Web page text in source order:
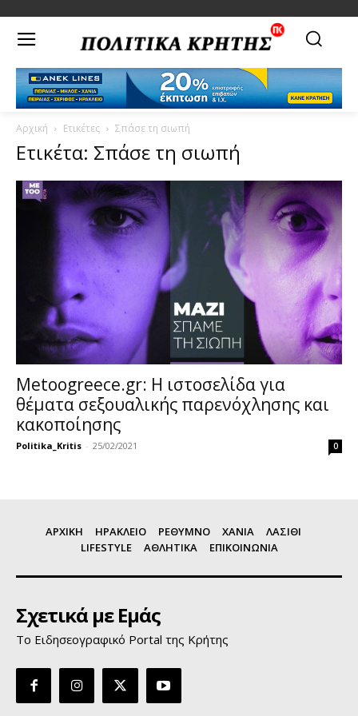
Αρχική Ετικέτες Σπάσε τη σιωπή
Ετικέτα: Σπάσε τη σιωπή
Metoogreece.gr: Η ιστοσελίδα για
θέματα σεξουαλικής παρενόχλησης και
κακοποίησης
Politika_Kritis - 25/02/2021 0
ΑΡΧΙΚΗ ΗΡΑΚΛΕΙΟ ΡΕΘΥΜΝΟ ΧΑΝΙΑ
ΛΑΣΙΘΙ
LIFESTYLE
ΑΘΛΗΤΙΚΑ ΕΠΙΚΟΙΝΩΝΙΑ
Σχετικά με Εμάς
Το Ειδησεογραφικό Portal της Κρήτης